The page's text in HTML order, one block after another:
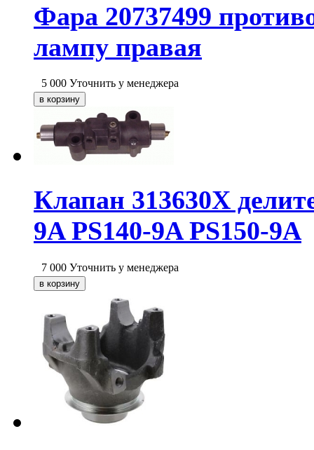
Фара 20737499
лампу правая
5 000 Уточнить у менеджера
Клапан 313630X
9A PS140-9A PS150-9A
7 000 Уточнить у менеджера